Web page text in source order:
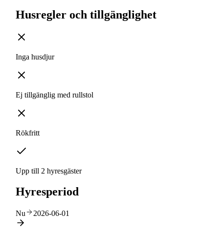
Husregler och tillgänglighet
Inga husdjur
Ej tillgänglig med rullstol
Rökfritt
Upp till 2 hyresgäster
Hyresperiod
Nu 2026-06-01